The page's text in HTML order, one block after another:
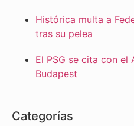
Histórica multa a
tras su pelea
El PSG se cita con el
Budapest
Categorías